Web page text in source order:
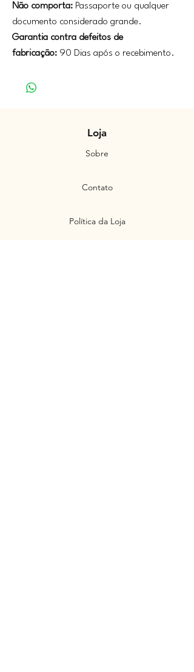
Não comporta: Passaporte ou qualquer
documento considerado grande.
Garantia contra defeitos de
fabricação: 90 Dias após o recebimento.
Loja
Sobre
Contato
Política da Loja